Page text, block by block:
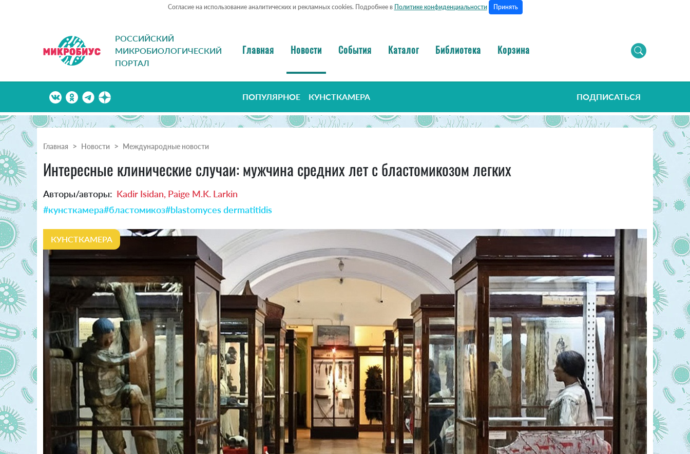
Согласие на использование аналитических и рекламных cookies. Подробнее в Политике конфиденциальности Принять
РОССИЙСКИЙ
МИКРОБИОЛОГИЧЕСКИЙ
ПОРТАЛ
Главная Новости События Каталог Библиотека Корзина
ПОПУЛЯРНОЕ КУНСТКАМЕРА ПОДПИСАТЬСЯ
Главная Новости Международные новости
Интересные клинические случаи: мужчина средних лет с бластомикозом легких
Авторы/авторы: Kadir Isidan, Paige M.K. Larkin
#кунсткамера#бластомикоз#blastomyces dermatitidis
КУНСТКАМЕРА